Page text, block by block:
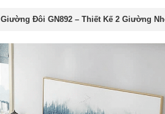
Giường Đôi GN892 – Thiết Kế 2 Giường